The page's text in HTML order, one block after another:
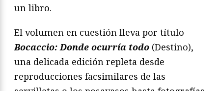
un libro.
El volumen en cuestión lleva por título
Bocaccio: Donde ocurría todo (Destino),
una delicada edición repleta desde
reproducciones facsimilares de las